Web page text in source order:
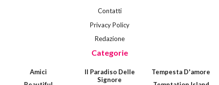
Contatti
Privacy Policy
Redazione
Categorie
Amici
Il Paradiso Delle
Signore
Tempesta D'amore